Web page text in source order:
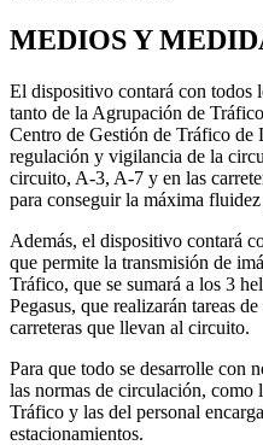
MEDIOS Y
El dispositivo contará con todos
tanto de la Agrupación de
Centro de Gestión de Tráfico de
regulación y vigilancia de la
circuito, A-3, A-7 y en las
para conseguir la máxima
Además, el dispositivo contará
que permite la transmisión de
Tráfico, que se sumará a los 3
Pegasus, que realizarán tareas
carreteras que llevan al circuito.
Para que todo se desarrolle con
las normas de circulación, como
Tráfico y las del personal
estacionamientos.